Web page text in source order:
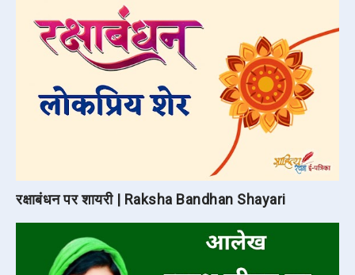
रक्षाबंधन पर शायरी | Raksha Bandhan Shayari